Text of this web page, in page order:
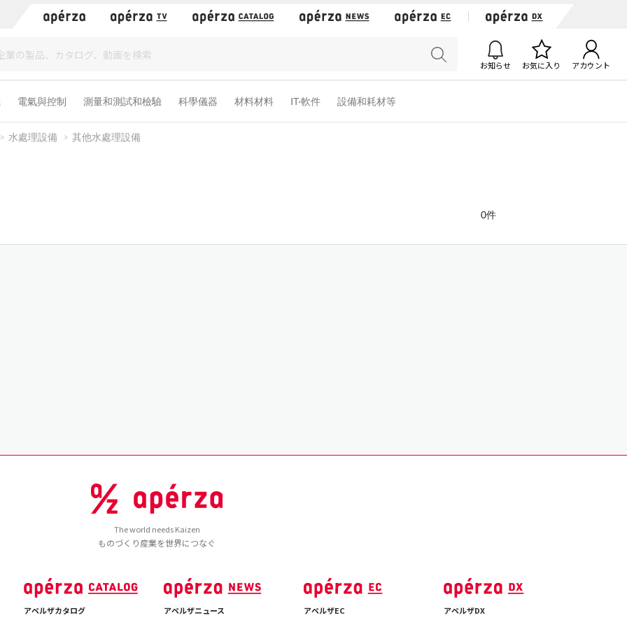
お知らせ お気に入り アカウント
電氣與控制 測量和測試和檢驗 科學儀器 材料材料 IT·軟件 設備和耗材等
水處理設備 其他水處理設備
0件
The world needs Kaizen
ものづくり産業を世界につなぐ
アペルザカタログ アペルザニュース アペルザEC アペルザDX